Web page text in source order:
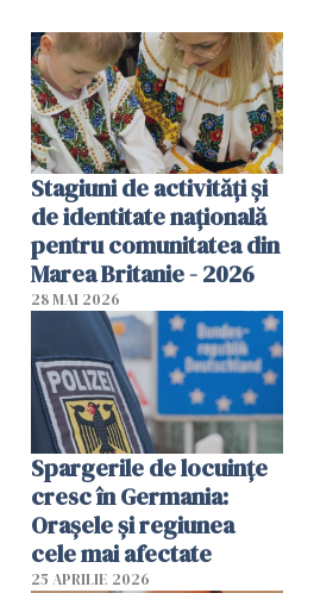
Stagiuni de activități și
de identitate națională
pentru comunitatea din
Marea Britanie - 2026
28 MAI 2026
Spargerile de locuințe
cresc în Germania:
Orașele și regiunea
cele mai afectate
25 APRILIE 2026